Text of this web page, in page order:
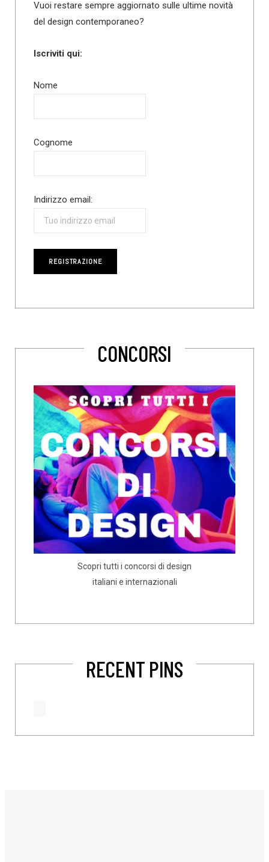
Vuoi restare sempre aggiornato sulle ultime novità
del design contemporaneo?
Iscriviti qui:
Nome
Cognome
Indirizzo email:
CONCORSI
Scopri tutti i concorsi di design
italiani e internazionali
RECENT PINS